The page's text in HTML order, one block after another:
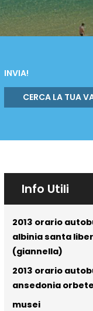
INVIA!
CERCA LA TUA
Info Utili
2013 orario
albinia santa
(giannella)
2013 orario
ansedonia
musei